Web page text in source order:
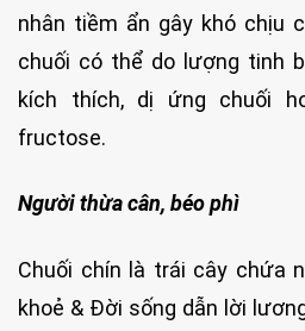
nhân tiềm ẩn gây khó chịu
chuối có thể do lượng tinh
kích thích, dị ứng chuối
fructose.
Người thừa cân, béo phì
Chuối chín là trái cây chứa
khoẻ & Đời sống dẫn lời